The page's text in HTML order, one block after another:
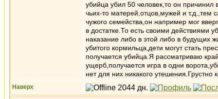
убийца убил 50 человек,то он
чьих-то матерей,отцов,мужей и
чужого семейства,он например мог
в достатке.То есть своими действиями
наказание либо в этой либо в будущих
убитого кормильца,дети могут стать
получается убийца.Я рассматриваю
ущерб,получается игра в одни
нет для них никакого утешения.Грустно
Наверх